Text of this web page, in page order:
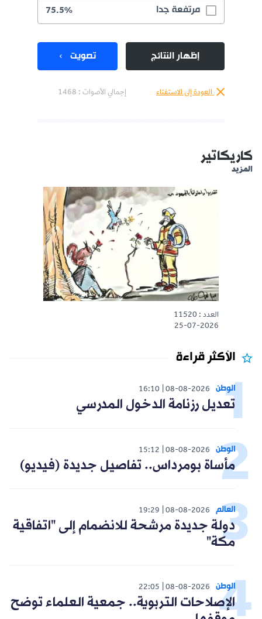
مرتفعة جدا 75.5%
إظهار النتائج تصويت
العودة إلى الاستفتاء إجمالي الأصوات : 1468
كاريكاتير
المزيد
العدد : 11520
25-07-2026
الأكثر قراءة
الوطن 08-08-2026
16:10
تعديل رزنامة الدخول المدرسي
الوطن 08-08-2026
15:12
مأساة بومرداس.. تفاصيل جديدة (فيديو)
العالم 08-08-2026
19:29
دولة جديدة مرشحة للانضمام إلى "اتفاقية
مكة"
الوطن 08-08-2026
22:05
الإصلاحات التربوية.. جمعية العلماء توضح